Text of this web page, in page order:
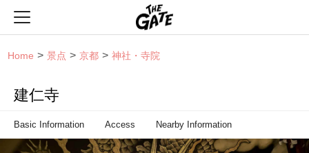
Home 景点 京都 神社・寺院
建仁寺
Basic Information Access Nearby Information